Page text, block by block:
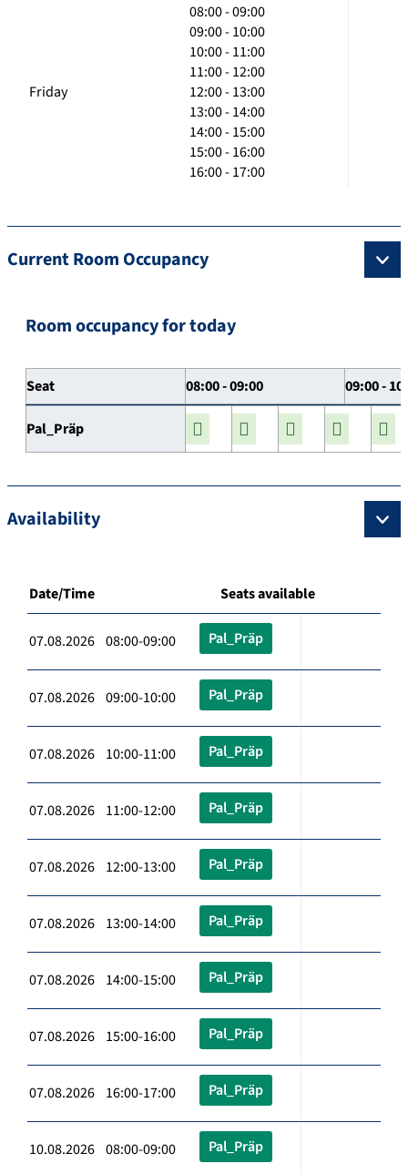
Friday
08:00 - 09:00
09:00 - 10:00
10:00 - 11:00
11:00 - 12:00
12:00 - 13:00
13:00 - 14:00
14:00 - 15:00
15:00 - 16:00
16:00 - 17:00
Current Room Occupancy
Room occupancy for today
Seat 08:00 - 09:00 09:00 -
Pal_Präp
Availability
Date/Time Seats available
07.08.2026 08:00-09:00 Pal_Präp
07.08.2026 09:00-10:00 Pal_Präp
07.08.2026 10:00-11:00 Pal_Präp
07.08.2026 11:00-12:00 Pal_Präp
07.08.2026 12:00-13:00 Pal_Präp
07.08.2026 13:00-14:00 Pal_Präp
07.08.2026 14:00-15:00 Pal_Präp
07.08.2026 15:00-16:00 Pal_Präp
07.08.2026 16:00-17:00 Pal_Präp
10.08.2026 08:00-09:00 Pal_Präp